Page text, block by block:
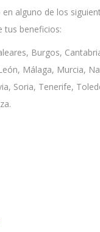
en alguno de los
tus beneficios:
Burgos,
Málaga, Murcia,
Soria, Tenerife,